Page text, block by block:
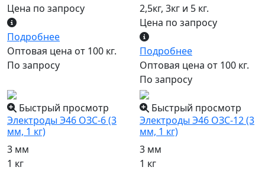
Цена по запросу
Подробнее
Оптовая цена от 100 кг.
По запросу
2,5кг, 3кг и 5 кг.
Цена по запросу
Подробнее
Оптовая цена от 100 кг.
По запросу
Быстрый просмотр
Электроды Э46 ОЗС-6 (3
мм, 1 кг)
3 мм
1 кг
Быстрый просмотр
Электроды Э46 ОЗС-12 (3
мм, 1 кг)
3 мм
1 кг